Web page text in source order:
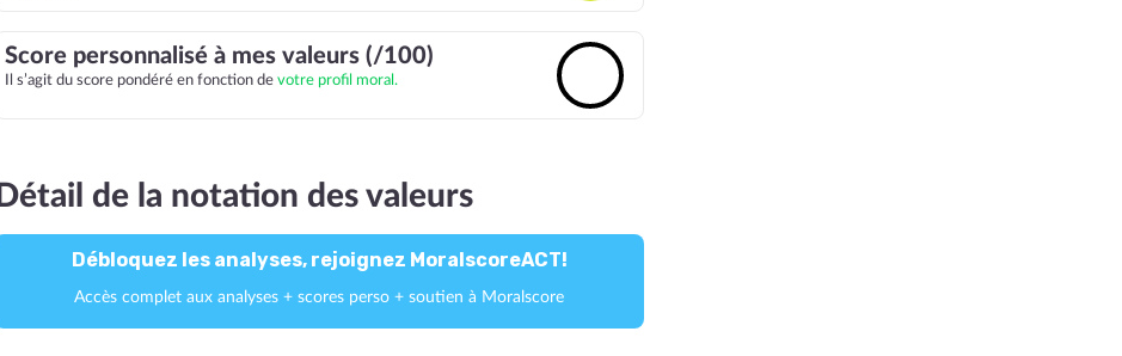
Score personnalisé à mes valeurs (/100)
Il s’agit du score pondéré en fonction de votre profil moral.
Détail de la notation des valeurs
Débloquez les analyses, rejoignez MoralscoreACT!
Accès complet aux analyses + scores perso + soutien à Moralscore